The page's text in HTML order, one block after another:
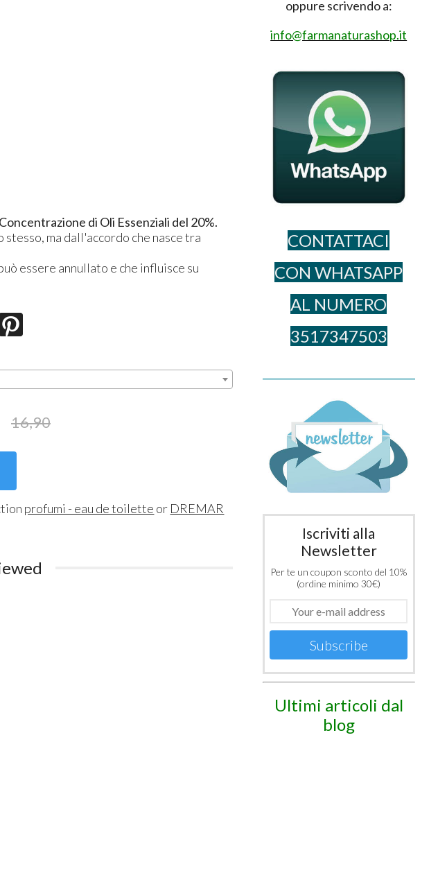
Concentrazione di Oli Essenziali del 20%.
ma dall'accordo che nasce tra
essere annullato e che influisce su
16,90
profumi - eau de toilette or DREMAR
oppure scrivendo a:
info@farmanaturashop.it
CONTATTACI
CON WHATSAPP
AL NUME​RO
3517347503
Iscriviti alla
Newsletter
Per te un coupon sconto del 10%
(ordine minimo 30€)
Subscribe
Ultimi articoli dal
blog